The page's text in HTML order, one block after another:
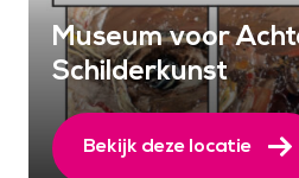
Museum voor
Schilderkunst
Bekijk deze locatie